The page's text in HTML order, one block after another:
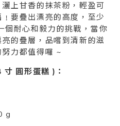
上甘香的抹茶粉，輕盈可
要疊出漂亮的高度，至少
耐心和毅力的挑戰，當你
的疊層，品嚐到清新的滋
力都值得囉 ~
圓形蛋糕 )：
g